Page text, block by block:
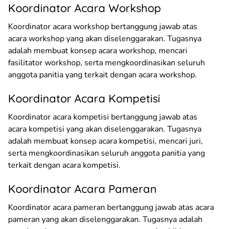
Koordinator Acara Workshop
Koordinator acara workshop bertanggung jawab atas
acara workshop yang akan diselenggarakan. Tugasnya
adalah membuat konsep acara workshop, mencari
fasilitator workshop, serta mengkoordinasikan seluruh
anggota panitia yang terkait dengan acara workshop.
Koordinator Acara Kompetisi
Koordinator acara kompetisi bertanggung jawab atas
acara kompetisi yang akan diselenggarakan. Tugasnya
adalah membuat konsep acara kompetisi, mencari juri,
serta mengkoordinasikan seluruh anggota panitia yang
terkait dengan acara kompetisi.
Koordinator Acara Pameran
Koordinator acara pameran bertanggung jawab atas acara
pameran yang akan diselenggarakan. Tugasnya adalah